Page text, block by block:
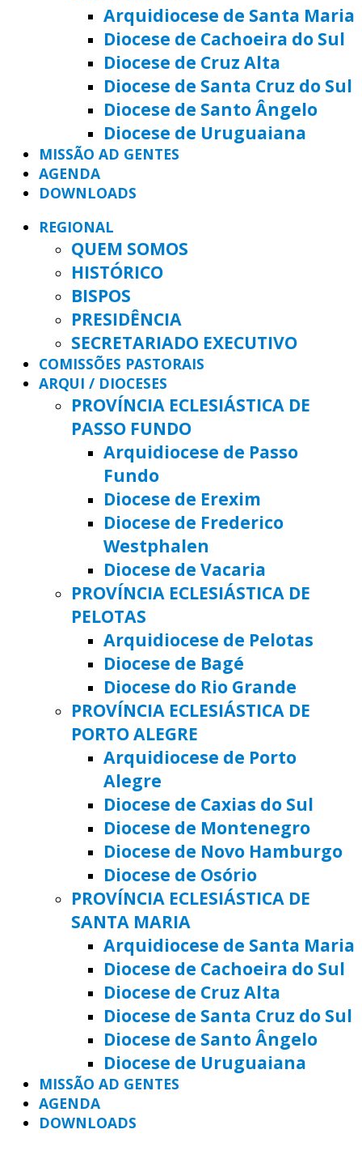
Arquidiocese de Santa Maria
Diocese de Cachoeira do Sul
Diocese de Cruz Alta
Diocese de Santa Cruz do Sul
Diocese de Santo Ângelo
Diocese de Uruguaiana
MISSÃO AD GENTES
AGENDA
DOWNLOADS
REGIONAL
QUEM SOMOS
HISTÓRICO
BISPOS
PRESIDÊNCIA
SECRETARIADO EXECUTIVO
COMISSÕES PASTORAIS
ARQUI / DIOCESES
PROVÍNCIA ECLESIÁSTICA DE
PASSO FUNDO
Arquidiocese de Passo
Fundo
Diocese de Erexim
Diocese de Frederico
Westphalen
Diocese de Vacaria
PROVÍNCIA ECLESIÁSTICA DE
PELOTAS
Arquidiocese de Pelotas
Diocese de Bagé
Diocese do Rio Grande
PROVÍNCIA ECLESIÁSTICA DE
PORTO ALEGRE
Arquidiocese de Porto
Alegre
Diocese de Caxias do Sul
Diocese de Montenegro
Diocese de Novo Hamburgo
Diocese de Osório
PROVÍNCIA ECLESIÁSTICA DE
SANTA MARIA
Arquidiocese de Santa Maria
Diocese de Cachoeira do Sul
Diocese de Cruz Alta
Diocese de Santa Cruz do Sul
Diocese de Santo Ângelo
Diocese de Uruguaiana
MISSÃO AD GENTES
AGENDA
DOWNLOADS